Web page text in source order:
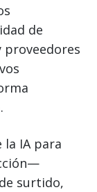
de
proveedores
la IA para
surtido,